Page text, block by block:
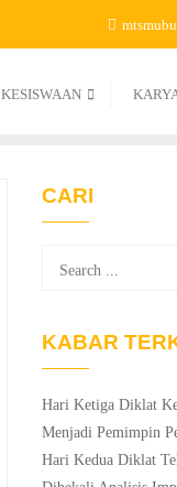
KESISWAAN
CARI
KABAR
Hari Ketiga Diklat
Menjadi Pemimpin
Hari Kedua Diklat